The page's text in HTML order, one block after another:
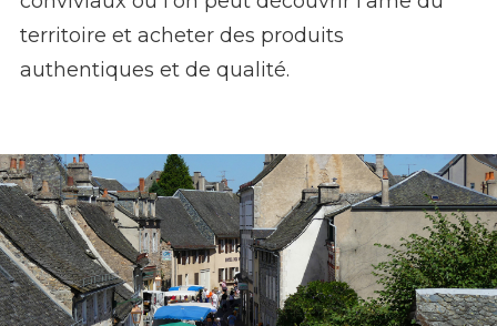
territoire et acheter des produits
authentiques et de qualité.